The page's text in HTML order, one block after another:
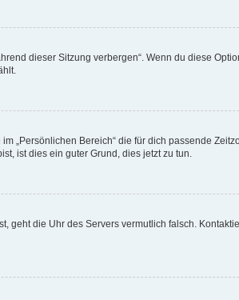
dieser Sitzung verbergen“. Wenn du diese
„Persönlichen Bereich“ die für dich passende
ist dies ein guter Grund, dies jetzt zu tun.
die Uhr des Servers vermutlich falsch.